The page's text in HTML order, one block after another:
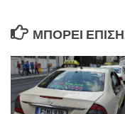
ΜΠΟΡΕΊ